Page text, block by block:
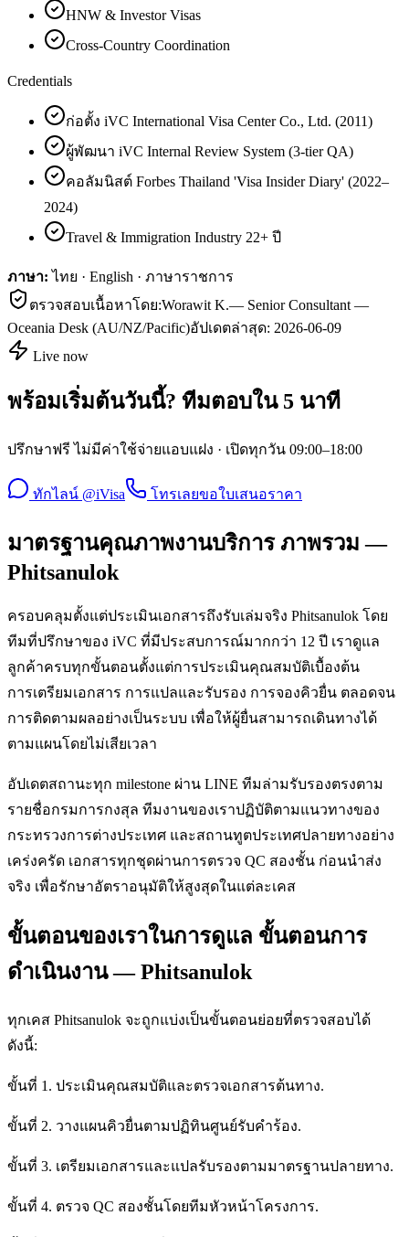
HNW & Investor Visas
Cross-Country Coordination
Credentials
ก่อตั้ง iVC International Visa Center Co., Ltd. (2011)
ผู้พัฒนา iVC Internal Review System (3-tier QA)
คอลัมนิสต์ Forbes Thailand 'Visa Insider Diary' (2022–
2024)
Travel & Immigration Industry 22+ ปี
ภาษา: ไทย · English · ภาษาราชการ
ตรวจสอบเนื้อหาโดย:Worawit K.— Senior Consultant —
Oceania Desk (AU/NZ/Pacific)อัปเดตล่าสุด: 2026-06-09
Live now
พร้อมเริ่มต้นวันนี้? ทีมตอบใน 5 นาที
ปรึกษาฟรี ไม่มีค่าใช้จ่ายแอบแฝง · เปิดทุกวัน 09:00–18:00
ทักไลน์ @iVisa โทรเลยขอใบเสนอราคา
มาตรฐานคุณภาพงานบริการ ภาพรวม —
Phitsanulok
ครอบคลุมตั้งแต่ประเมินเอกสารถึงรับเล่มจริง Phitsanulok โดย
ทีมที่ปรึกษาของ iVC ที่มีประสบการณ์มากกว่า 12 ปี เราดูแล
ลูกค้าครบทุกขั้นตอนตั้งแต่การประเมินคุณสมบัติเบื้องต้น
การเตรียมเอกสาร การแปลและรับรอง การจองคิวยื่น ตลอดจน
การติดตามผลอย่างเป็นระบบ เพื่อให้ผู้ยื่นสามารถเดินทางได้
ตามแผนโดยไม่เสียเวลา
อัปเดตสถานะทุก milestone ผ่าน LINE ทีมล่ามรับรองตรงตาม
รายชื่อกรมการกงสุล ทีมงานของเราปฏิบัติตามแนวทางของ
กระทรวงการต่างประเทศ และสถานทูตประเทศปลายทางอย่าง
เคร่งครัด เอกสารทุกชุดผ่านการตรวจ QC สองชั้น ก่อนนำส่ง
จริง เพื่อรักษาอัตราอนุมัติให้สูงสุดในแต่ละเคส
ขั้นตอนของเราในการดูแล ขั้นตอนการ
ดำเนินงาน — Phitsanulok
ทุกเคส Phitsanulok จะถูกแบ่งเป็นขั้นตอนย่อยที่ตรวจสอบได้
ดังนี้:
ขั้นที่ 1. ประเมินคุณสมบัติและตรวจเอกสารต้นทาง.
ขั้นที่ 2. วางแผนคิวยื่นตามปฏิทินศูนย์รับคำร้อง.
ขั้นที่ 3. เตรียมเอกสารและแปลรับรองตามมาตรฐานปลายทาง.
ขั้นที่ 4. ตรวจ QC สองชั้นโดยทีมหัวหน้าโครงการ.